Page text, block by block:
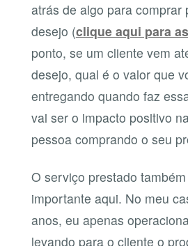
atrás de algo para comprar
desejo (clique aqui para
ponto, se um cliente vem
desejo, qual é o valor que
entregando quando faz
vai ser o impacto positivo
pessoa comprando o seu
O serviço prestado
importante aqui. No meu
anos, eu apenas
levando para o cliente o